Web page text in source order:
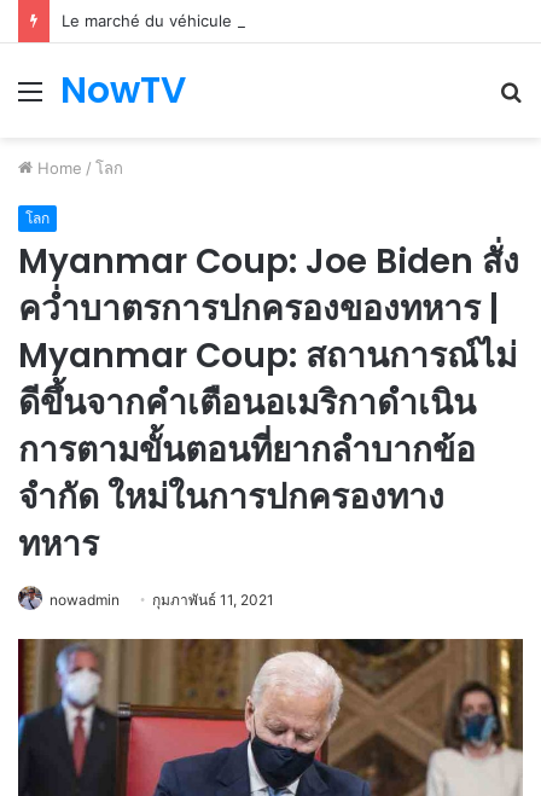
Le marché du véhicule d’occasion en plein essor
Menu
NowTV
Home / โลก
โลก
Myanmar Coup: Joe Biden สั่ง
คว่ำบาตรการปกครองของทหาร |
Myanmar Coup: สถานการณ์ไม่
ดีขึ้นจากคำเตือนอเมริกาดำเนิน
การตามขั้นตอนที่ยากลำบากข้อ
จำกัด ใหม่ในการปกครองทาง
ทหาร
nowadmin กุมภาพันธ์ 11, 2021